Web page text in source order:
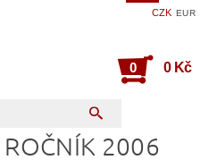
CZK EUR
0 0 Kč
2006